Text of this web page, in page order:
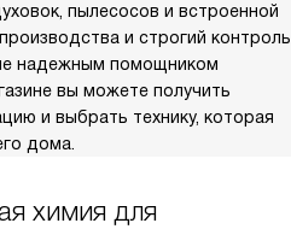
пылесосов и встроенной
и строгий контроль
надежным помощником
вы можете получить
и выбрать технику, которая
дома.
химия для